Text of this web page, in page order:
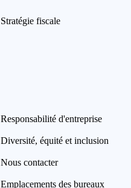
Stratégie fiscale
Responsabilité d'entreprise
Diversité, équité et inclusion
Nous contacter
Emplacements des bureaux